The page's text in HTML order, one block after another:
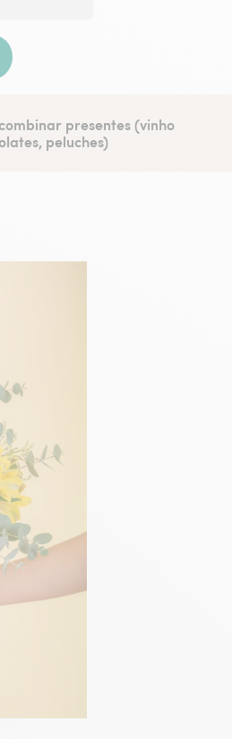
presentes (vinho
peluches)